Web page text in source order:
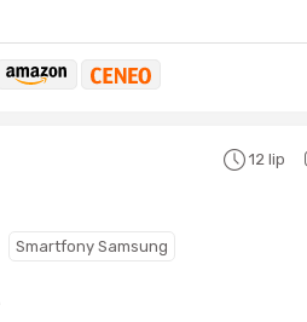
12 lip
Smartfony Samsung